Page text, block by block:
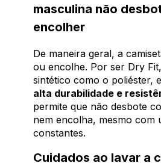
masculina não
encolher
De maneira geral, a
ou encolhe. Por ser Dry
sintético como o poliéster,
alta durabilidade e
permite que não desbote
nem encolha, mesmo com
constantes.
Cuidados ao lavar a